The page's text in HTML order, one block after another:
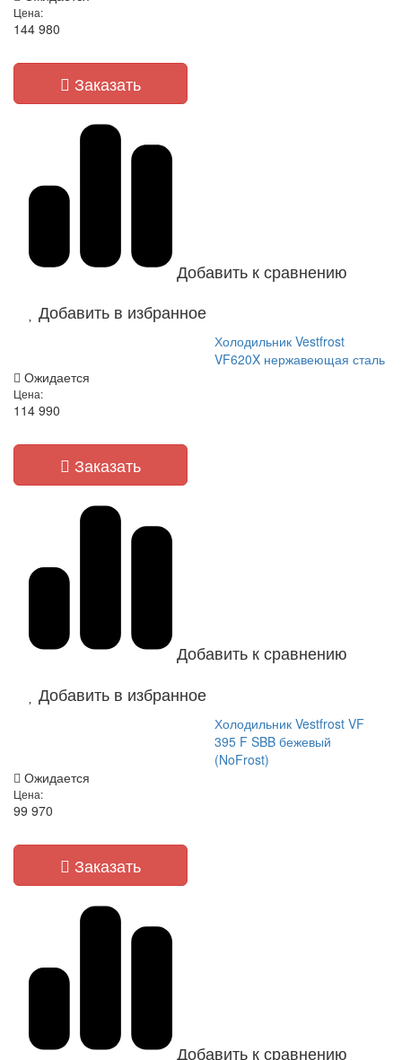
Цена:
144 980
Заказать
Добавить к сравнению
Добавить в избранное
Холодильник Vestfrost
VF620X нержавеющая сталь
Ожидается
Цена:
114 990
Заказать
Добавить к сравнению
Добавить в избранное
Холодильник Vestfrost VF
395 F SBB бежевый
(NoFrost)
Ожидается
Цена:
99 970
Заказать
Добавить к сравнению